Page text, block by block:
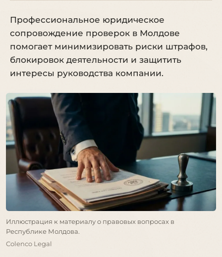
Профессиональное юридическое
сопровождение проверок в Молдове
помогает минимизировать риски штрафов,
блокировок деятельности и защитить
интересы руководства компании.
Иллюстрация к материалу о правовых вопросах в
Республике Молдова.
Colenco Legal